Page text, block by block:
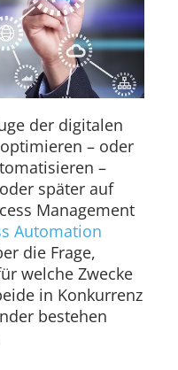
der digitalen
– oder
–
später auf
Management
Automation
die Frage,
welche Zwecke
in Konkurrenz
bestehen